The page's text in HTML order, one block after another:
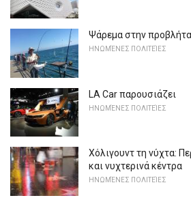
Ψάρεμα στην
ΗΝΩΜΈΝΕΣ ΠΟΛΙΤΕΊΕΣ
LA Car παρουσιάζει
ΗΝΩΜΈΝΕΣ ΠΟΛΙΤΕΊΕΣ
Χόλιγουντ τη νύχτα:
και νυχτερινά κέντρα
ΗΝΩΜΈΝΕΣ ΠΟΛΙΤΕΊΕΣ